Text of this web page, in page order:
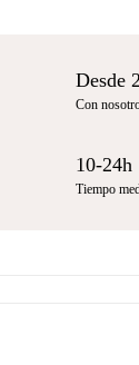
Desde
Con
10-24h
Tiempo